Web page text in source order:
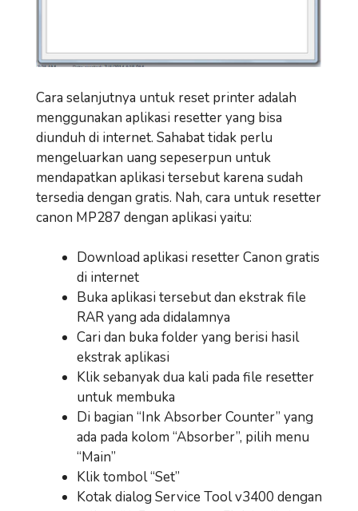
Cara selanjutnya untuk reset printer adalah
menggunakan aplikasi resetter yang bisa
diunduh di internet. Sahabat tidak perlu
mengeluarkan uang sepeserpun untuk
mendapatkan aplikasi tersebut karena sudah
tersedia dengan gratis. Nah, cara untuk resetter
canon MP287 dengan aplikasi yaitu:
Download aplikasi resetter Canon gratis
di internet
Buka aplikasi tersebut dan ekstrak file
RAR yang ada didalamnya
Cari dan buka folder yang berisi hasil
ekstrak aplikasi
Klik sebanyak dua kali pada file resetter
untuk membuka
Di bagian “Ink Absorber Counter” yang
ada pada kolom “Absorber”, pilih menu
“Main”
Klik tombol “Set”
Kotak dialog Service Tool v3400 dengan